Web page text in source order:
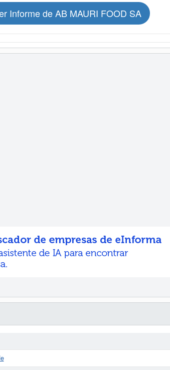
Informe de AB MAURI FOOD SA